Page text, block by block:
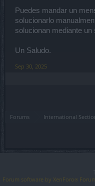
Puedes mandar un
solucionarlo
solucionan mediante un
Un Saludo.
Sep 30, 2025
Forums International
Forum software by XenForo ®